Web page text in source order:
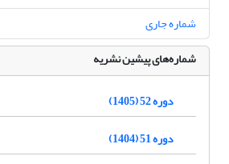
شماره جاری
شماره‌های پیشین نشریه
دوره 52 (1405)
دوره 51 (1404)